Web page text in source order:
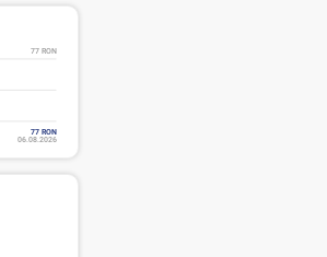
77 RON
77 RON
06.08.2026